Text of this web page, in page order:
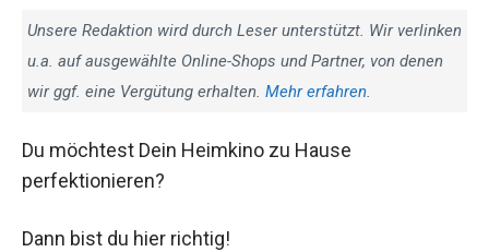
Unsere Redaktion wird durch Leser unterstützt. Wir verlinken
u.a. auf ausgewählte Online-Shops und Partner, von denen
wir ggf. eine Vergütung erhalten. Mehr erfahren.
Du möchtest Dein Heimkino zu Hause
perfektionieren?
Dann bist du hier richtig!